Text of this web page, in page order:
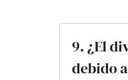
9. ¿El
debido